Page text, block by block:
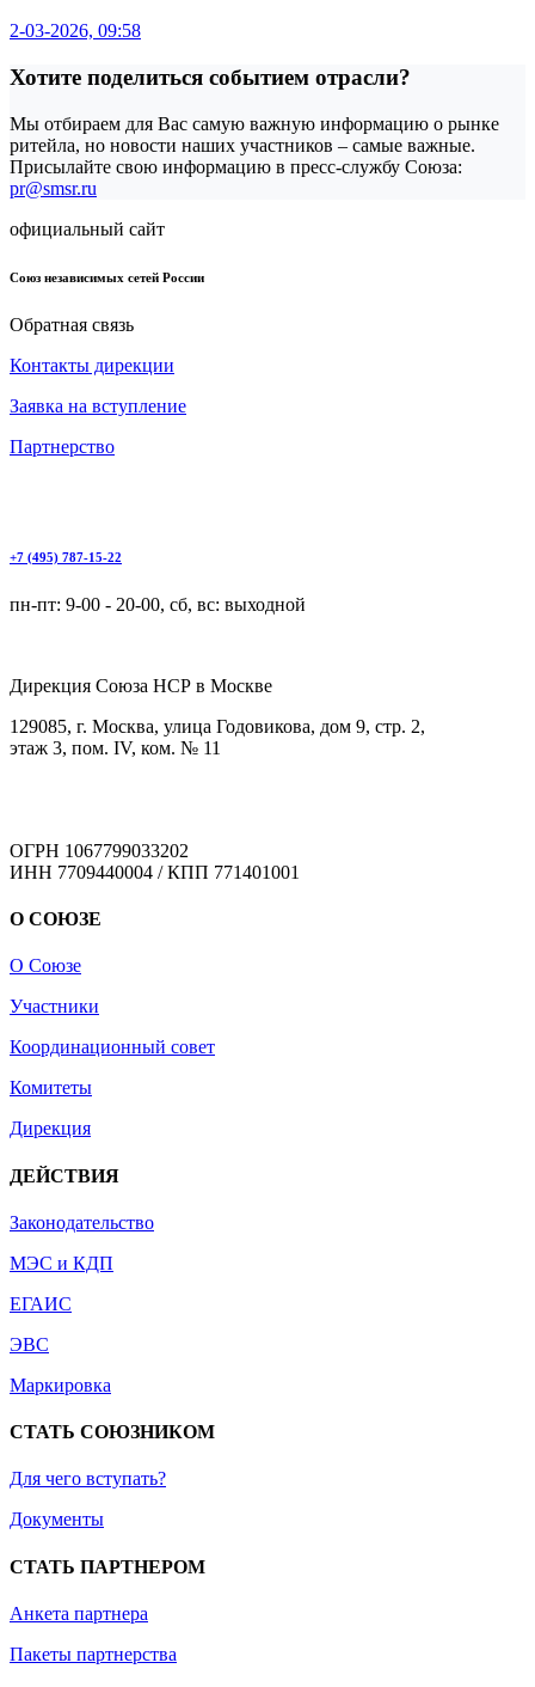
2-03-2026, 09:58
Хотите поделиться событием отрасли?
Мы отбираем для Вас самую важную информацию о рынке
ритейла, но новости наших участников – самые важные.
Присылайте свою информацию в пресс-службу Союза:
pr@smsr.ru
официальный сайт
Союз независимых сетей России
Обратная связь
Контакты дирекции
Заявка на вступление
Партнерство
+7 (495) 787-15-22
пн-пт: 9-00 - 20-00, сб, вс: выходной
Дирекция Cоюза НСР в Москве
129085, г. Москва, улица Годовикова, дом 9, стр. 2,
этаж 3, пом. IV, ком. № 11
ОГРН 1067799033202
ИНН 7709440004 / КПП 771401001
О СОЮЗЕ
О Союзе
Участники
Координационный совет
Комитеты
Дирекция
ДЕЙСТВИЯ
Законодательство
МЭС и КДП
ЕГАИС
ЭВС
Маркировка
СТАТЬ СОЮЗНИКОМ
Для чего вступать?
Документы
СТАТЬ ПАРТНЕРОМ
Анкета партнера
Пакеты партнерства